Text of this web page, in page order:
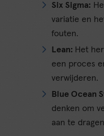
Six Sigma:
variatie en
fouten.
Lean: Het
een proces
verwijderen.
Blue Ocean
denken om
aan te